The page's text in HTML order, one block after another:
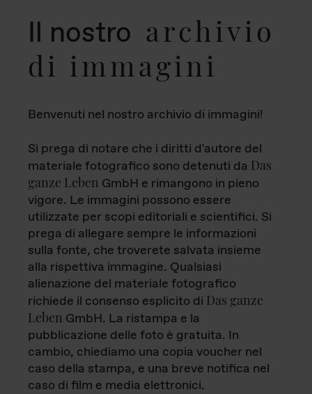
Il nostro archivio
di immagini
Benvenuti nel nostro archivio di immagini!
Si prega di notare che i diritti d'autore del
materiale fotografico sono detenuti da Das
ganze Leben GmbH e rimangono in pieno
vigore. Le immagini possono essere
utilizzate per scopi editoriali e scientifici. Si
prega di allegare sempre le informazioni
sulla fonte, che troverete salvata insieme
alla rispettiva immagine. Qualsiasi
alienazione del materiale fotografico
richiede il consenso esplicito di Das ganze
Leben GmbH. La ristampa e la
pubblicazione delle foto è gratuita. In
cambio, chiediamo una copia voucher nel
caso della stampa, e una breve notifica nel
caso di film e media elettronici.